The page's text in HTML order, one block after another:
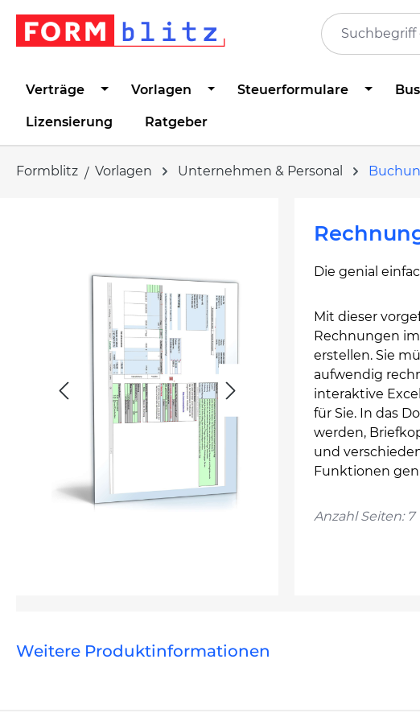
Zur Hauptnavigation springen
Verträge Vorlagen Steuerformulare
Lizensierung Ratgeber
Formblitz Vorlagen Unternehmen & Personal
Die genial
Mit dieser
Rechnungen
erstellen. Sie
aufwendig
interaktive
für Sie. In das
werden,
und
Funktionen
Anzahl Seiten: 7
Weitere Produktinformationen